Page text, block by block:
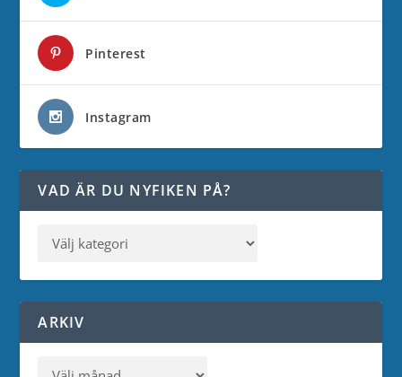
Pinterest
Instagram
VAD ÄR DU NYFIKEN PÅ?
ARKIV